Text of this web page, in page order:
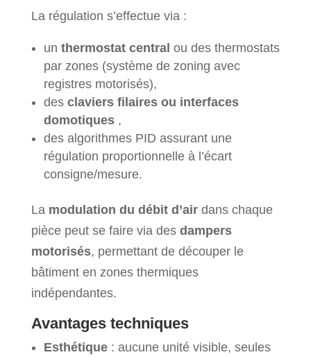
La régulation s’effectue via :
un thermostat central ou des thermostats
par zones (système de zoning avec
registres motorisés),
des claviers filaires ou interfaces
domotiques,
des algorithmes PID assurant une
régulation proportionnelle à l’écart
consigne/mesure.
La modulation du débit d’airdans chaque
pièce peut se faire via des dampers
motorisés, permettant de découper le
bâtiment en zones thermiques
indépendantes.
Avantages techniques
Esthétique: aucune unité visible, seules